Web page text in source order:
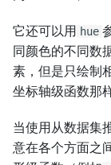
r
c
h
i
n
g
它还可以用 hue
同颜色的不同数
素，但是只绘制
坐标轴级函数那
当使用从数据集
意在各个方面之